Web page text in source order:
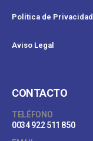
Política de Privacidad
Aviso Legal
CONTACTO
TELÉFONO
0034 922 511 850